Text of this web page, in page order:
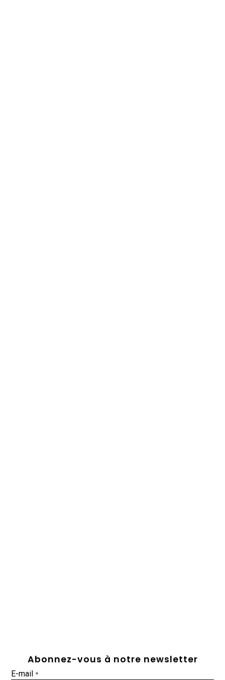
Abonnez-vous à notre newsletter
E-mail*